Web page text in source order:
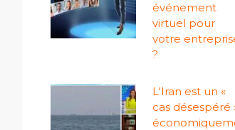
événement
virtuel pour
votre
?
L'Iran est un «
cas désespéré